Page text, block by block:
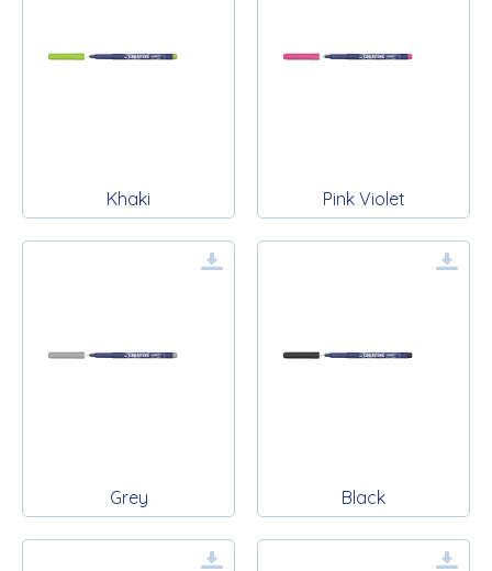
Khaki Pink Violet
Grey Black